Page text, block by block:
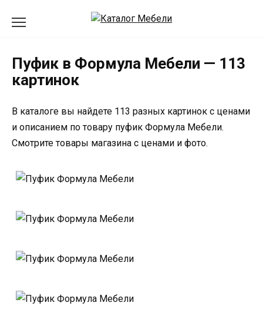
Пуфик в Формула Мебели — 113
картинок
В каталоге вы найдете 113 разных картинок с ценами
и описанием по товару пуфик Формула Мебели.
Смотрите товары магазина с ценами и фото.